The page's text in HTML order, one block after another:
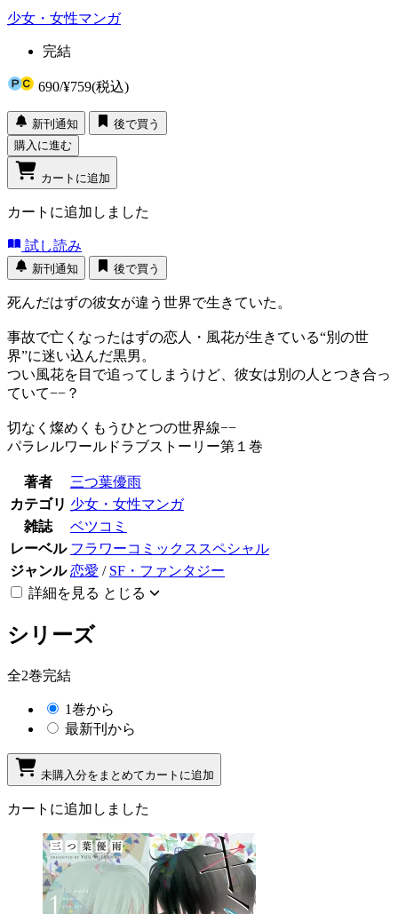
少女・女性マンガ
完結
690/¥759(税込)
新刊通知
後で買う
購入に進む
カートに追加
カートに追加しました
試し読み
新刊通知 後で買う
死んだはずの彼女が違う世界で生きていた。
事故で亡くなったはずの恋人・風花が生きている“別の世
界”に迷い込んだ黒男。
つい風花を目で追ってしまうけど、彼女は別の人とつき合っ
ていて−−？
切なく燦めくもうひとつの世界線−−
パラレルワールドラブストーリー第１巻
著者
三つ葉優雨
カテゴリ 少女・女性マンガ
雑誌
ベツコミ
レーベル フラワーコミックススペシャル
ジャンル 恋愛 / SF・ファンタジー
詳細を見る とじる
シリーズ
全2巻完結
1巻から
最新刊から
未購入分をまとめてカートに追加
カートに追加しました